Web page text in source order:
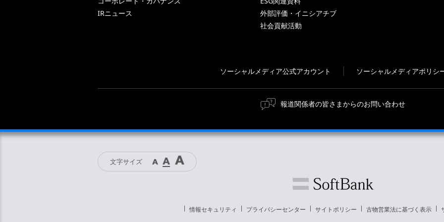
IRニュース
外部評価・イニシアチブ
社会貢献活動
ソーシャルメディア公式アカウント ソーシャルメディアポリシ
報道関係者の皆さまからのお問い合わせ
文字サイズ
情報セキュリティ プライバシーセンター サイトポリシー 古物営業法に基づく表示